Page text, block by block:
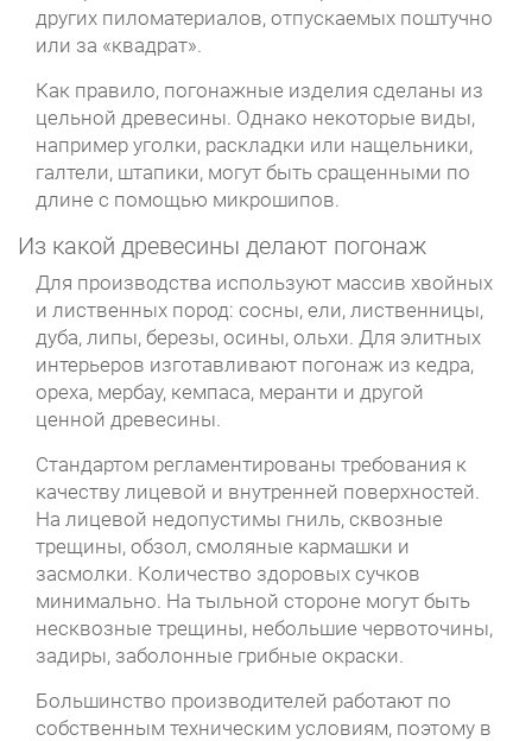
других пиломатериалов, отпускаемых поштучно
или за «квадрат».
Как правило, погонажные изделия сделаны из
цельной древесины. Однако некоторые виды,
например уголки, раскладки или нащельники,
галтели, штапики, могут быть сращенными по
длине с помощью микрошипов.
Из какой древесины делают погонаж
Для производства используют массив хвойных
и лиственных пород: сосны, ели, лиственницы,
дуба, липы, березы, осины, ольхи. Для элитных
интерьеров изготавливают погонаж из кедра,
ореха, мербау, кемпаса, меранти и другой
ценной древесины.
Стандартом регламентированы требования к
качеству лицевой и внутренней поверхностей.
На лицевой недопустимы гниль, сквозные
трещины, обзол, смоляные кармашки и
засмолки. Количество здоровых сучков
минимально. На тыльной стороне могут быть
несквозные трещины, небольшие червоточины,
задиры, заболонные грибные окраски.
Большинство производителей работают по
собственным техническим условиям, поэтому в